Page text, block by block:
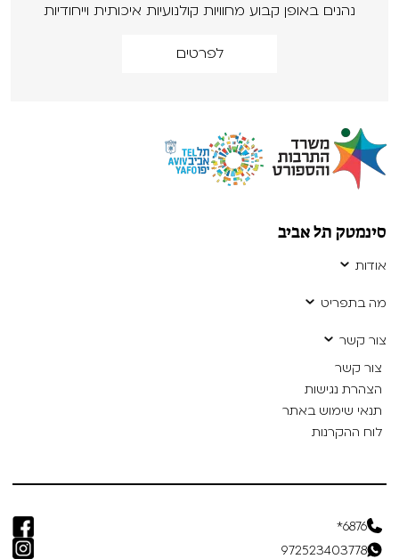
נהנים באופן קבוע מחוויות קולנועיות איכותית וייחודיות
לפרטים
סינמטק תל אביב
אודות
מה בתפריט
צור קשר
צור קשר
הצהרת נגישות
תנאי שימוש באתר
לוח ההקרנות
6876*
972523403778